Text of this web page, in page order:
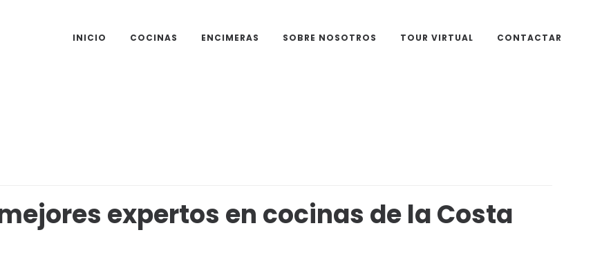
INICIO COCINAS ENCIMERAS SOBRE NOSOTROS TOUR VIRTUAL CONTACTAR
expertos en cocinas de la Costa